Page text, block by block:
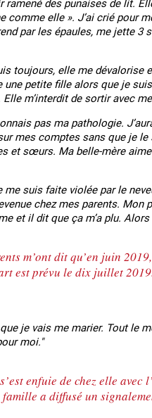
Information aux personnes exilées.
comme elle ». J’ai crié pour
par les épaules, me jette 3
toujours, elle me dévalorise
petite fille alors que je
m’interdit de sortir avec
pas ma pathologie.
mes comptes sans que je le
et sœurs. Ma belle-mère
me suis faite violée par le
chez mes parents. Mon
et il dit que ça m’a plu.
m’ont dit qu’en juin
est prévu le dix juillet
je vais me marier. Tout le
moi."
enfuie de chez elle
famille a diffusé un